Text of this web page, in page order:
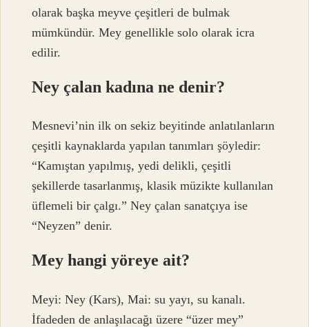
olarak başka meyve çeşitleri de bulmak
mümkündür. Mey genellikle solo olarak icra
edilir.
Ney çalan kadına ne denir?
Mesnevi’nin ilk on sekiz beyitinde anlatılanların
çeşitli kaynaklarda yapılan tanımları şöyledir:
“Kamıştan yapılmış, yedi delikli, çeşitli
şekillerde tasarlanmış, klasik müzikte kullanılan
üflemeli bir çalgı.” Ney çalan sanatçıya ise
“Neyzen” denir.
Mey hangi yöreye ait?
Meyi: Ney (Kars), Mai: su yayı, su kanalı.
İfadeden de anlaşılacağı üzere “üzer mey”